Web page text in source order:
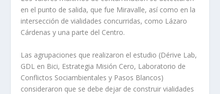
en el punto de salida, que fue Miravalle, así como en la
intersección de vialidades concurridas, como Lázaro
Cárdenas y una parte del Centro.
Las agrupaciones que realizaron el estudio (Dérive Lab,
GDL en Bici, Estrategia Misión Cero, Laboratorio de
Conflictos Sociambientales y Pasos Blancos)
consideraron que se debe dejar de construir vialidades